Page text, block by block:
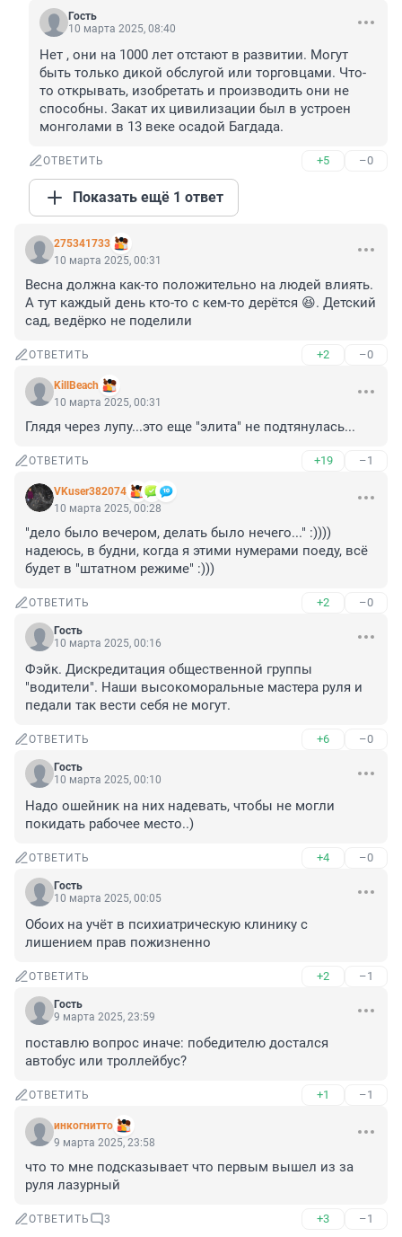
Гость
10 марта 2025, 08:40
Нет , они на 1000 лет отстают в развитии. Могут
быть только дикой обслугой или торговцами. Что-
то открывать, изобретать и производить они не
способны. Закат их цивилизации был в устроен
монголами в 13 веке осадой Багдада.
ОТВЕТИТЬ +5 –0
Показать ещё 1 ответ
275341733
10 марта 2025, 00:31
Весна должна как-то положительно на людей влиять.
А тут каждый день кто-то с кем-то дерётся 😆. Детский
сад, ведёрко не поделили
ОТВЕТИТЬ +2 –0
KillBeach
10 марта 2025, 00:31
Глядя через лупу...это еще "элита" не подтянулась...
ОТВЕТИТЬ +19 –1
VKuser382074
10 марта 2025, 00:28
"дело было вечером, делать было нечего..." :))))
надеюсь, в будни, когда я этими нумерами поеду, всё
будет в "штатном режиме" :)))
ОТВЕТИТЬ +2 –0
Гость
10 марта 2025, 00:16
Фэйк. Дискредитация общественной группы
"водители". Наши высокоморальные мастера руля и
педали так вести себя не могут.
ОТВЕТИТЬ +6 –0
Гость
10 марта 2025, 00:10
Надо ошейник на них надевать, чтобы не могли
покидать рабочее место..)
ОТВЕТИТЬ +4 –0
Гость
10 марта 2025, 00:05
Обоих на учёт в психиатрическую клинику с
лишением прав пожизненно
ОТВЕТИТЬ +2 –1
Гость
9 марта 2025, 23:59
поставлю вопрос иначе: победителю достался
автобус или троллейбус?
ОТВЕТИТЬ +1 –1
инкогнитто
9 марта 2025, 23:58
что то мне подсказывает что первым вышел из за
руля лазурный
ОТВЕТИТЬ 3 +3 –1